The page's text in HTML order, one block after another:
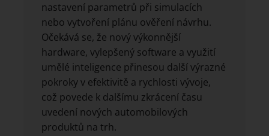
nastavení parametrů při simulacích
nebo vytvoření plánu ověření návrhu.
Očekává se, že nový výkonnější
hardware, vylepšený software a využití
umělé inteligence přinesou další výrazné
pokroky v efektivitě a rychlosti vývoje,
což povede k dalšímu zkrácení času
uvedení nových automobilových
produktů na trh.